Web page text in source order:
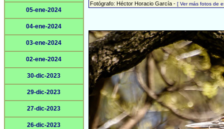
05-ene-2024
04-ene-2024
03-ene-2024
02-ene-2024
30-dic-2023
29-dic-2023
27-dic-2023
26-dic-2023
Fotógrafo: Héctor Horacio García - [ Ver más fotos de